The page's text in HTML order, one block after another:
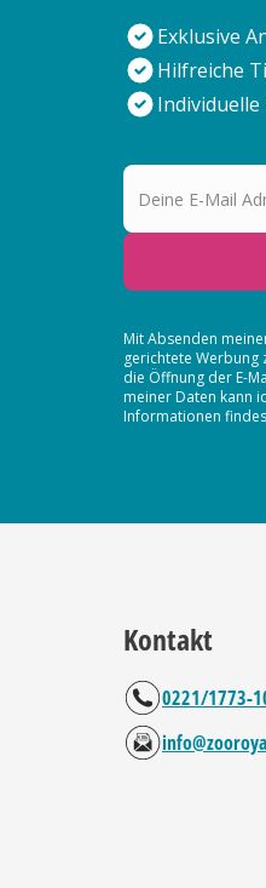
Exklusive
Hilfreiche
Deine E-Mail
Mit Absenden
gerichtete
die Öffnung der E-
meiner Daten kann
Informationen
Kontakt
0221/1773-